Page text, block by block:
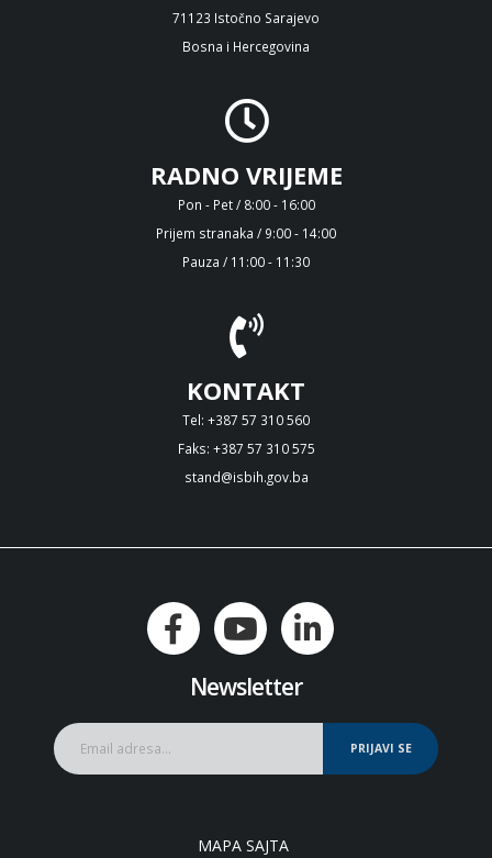
71123 Istočno Sarajevo
Bosna i Hercegovina
RADNO VRIJEME
Pon - Pet / 8:00 - 16:00
Prijem stranaka / 9:00 - 14:00
Pauza / 11:00 - 11:30
KONTAKT
Tel: +387 57 310 560
Faks: +387 57 310 575
stand@isbih.gov.ba
Newsletter
PRIJAVI SE
MAPA SAJTA